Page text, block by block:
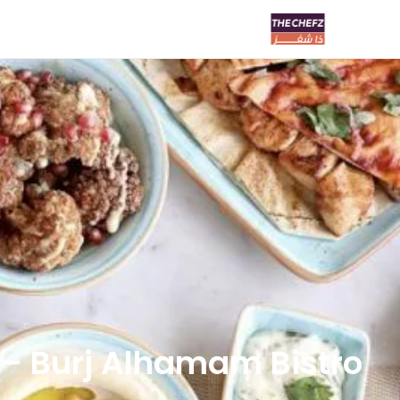
Burj Alhamam Bistro – برج الحمام بيسترو